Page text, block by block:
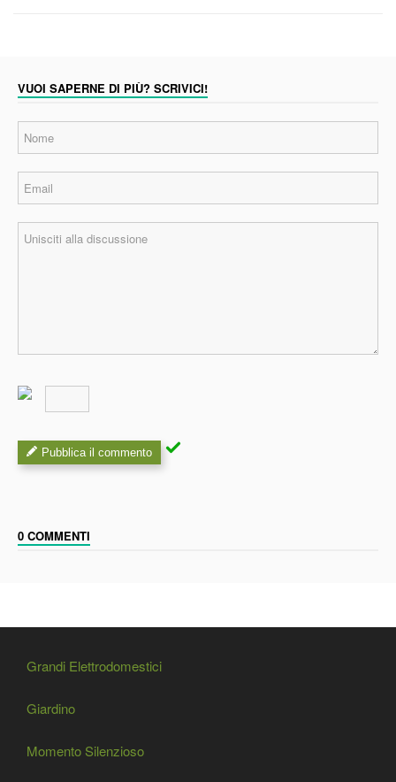
VUOI SAPERNE DI PIÙ? SCRIVICI!
Pubblica il commento
0 COMMENTI
Grandi Elettrodomestici
Giardino
Momento Silenzioso